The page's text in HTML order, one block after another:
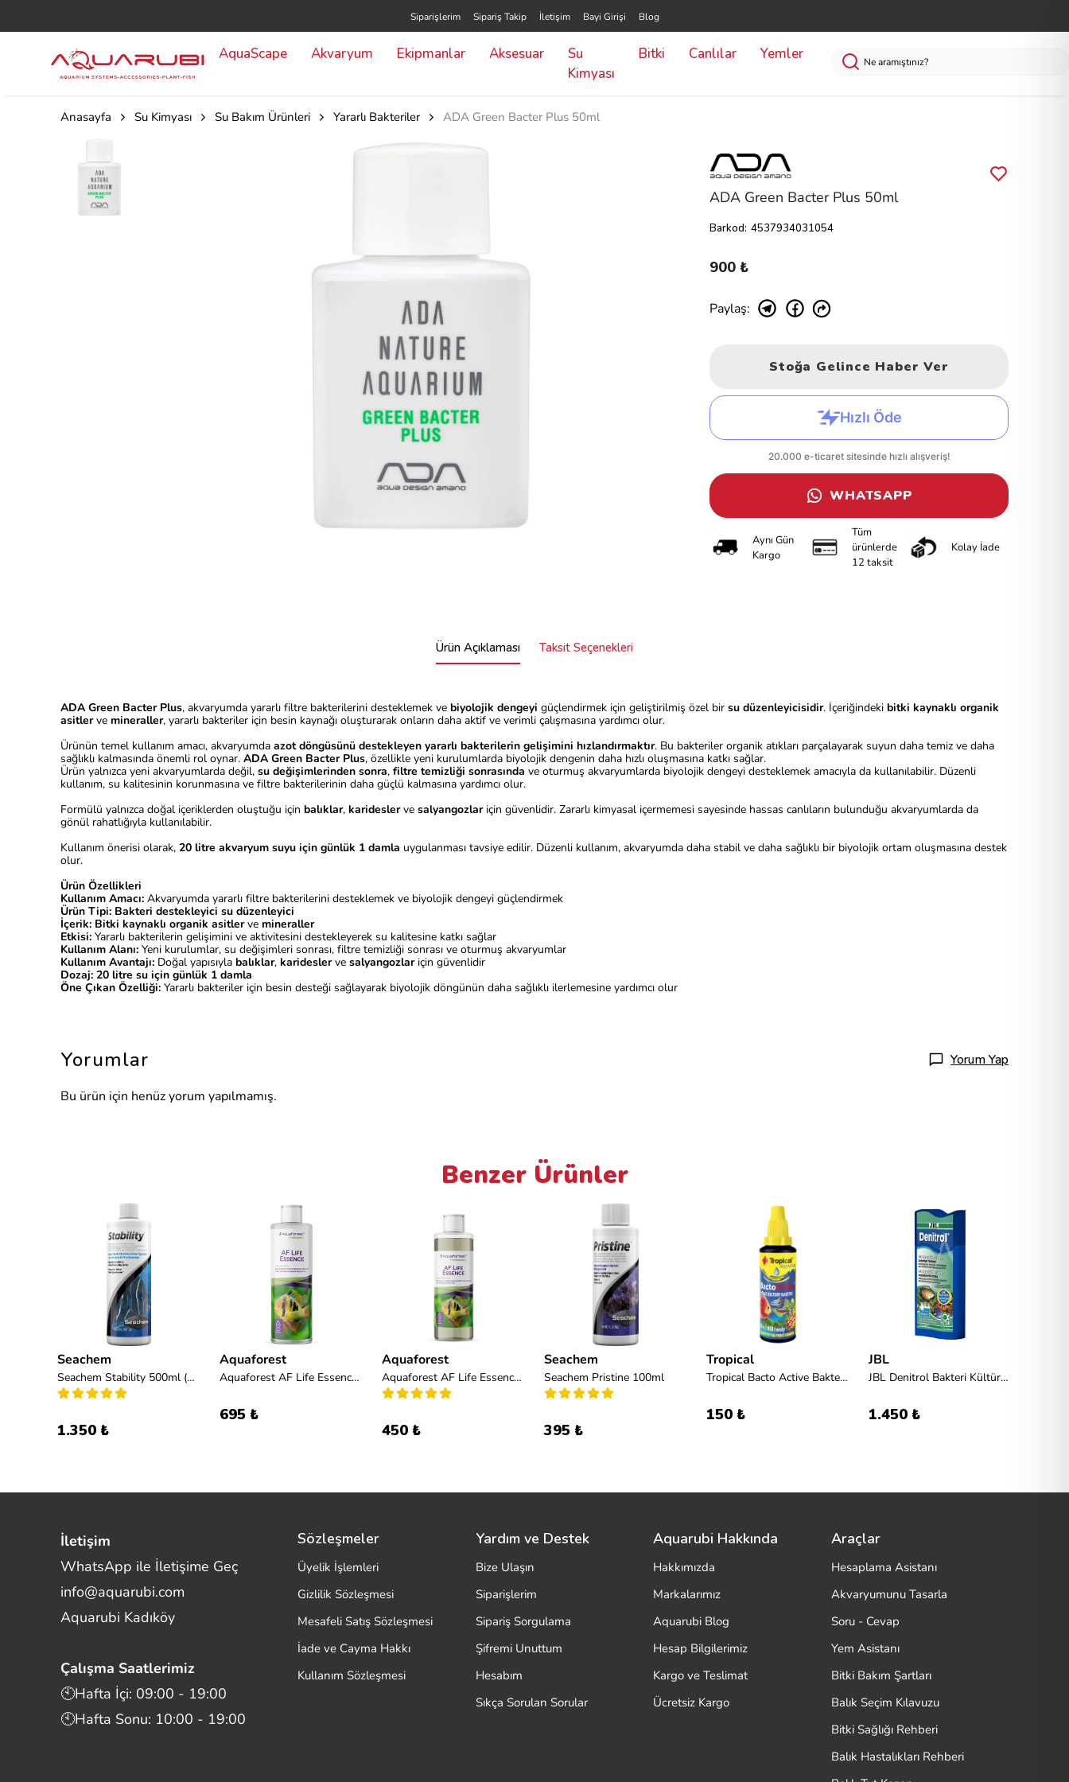
Siparişlerim Sipariş Takip İletişim Bayi Girişi Blog
AquaScape Akvaryum Ekipmanlar Aksesuar
Su
Kimyası
Bitki Canlılar Yemler
Anasayfa Su Kimyası Su Bakım Ürünleri Yararlı Bakteriler ADA Green Bacter Plus 50ml
ADA Green Bacter Plus 50ml
Barkod: 4537934031054
900 ₺
Paylaş:
Stoğa Gelince Haber Ver
WHATSAPP
Aynı Gün
Kargo
Tüm
ürünlerde
12 taksit
Kolay İade
Ürün Açıklaması Taksit Seçenekleri
ADA Green Bacter Plus, akvaryumda yararlı filtre bakterilerini desteklemek ve biyolojik dengeyi güçlendirmek için geliştirilmiş özel bir su düzenleyicisidir. İçeriğindeki bitki kaynaklı organik
asitlerve mineraller, yararlı bakteriler için besin kaynağı oluşturarak onların daha aktif ve verimli çalışmasına yardımcı olur.
Ürünün temel kullanım amacı, akvaryumda azot döngüsünü destekleyen yararlı bakterilerin gelişimini hızlandırmaktır. Bu bakteriler organik atıkları parçalayarak suyun daha temiz ve daha
sağlıklı kalmasında önemli rol oynar. ADA Green Bacter Plus, özellikle yeni kurulumlarda biyolojik dengenin daha hızlı oluşmasına katkı sağlar.
Ürün yalnızca yeni akvaryumlarda değil, su değişimlerinden sonra, filtre temizliği sonrasında ve oturmuş akvaryumlarda biyolojik dengeyi desteklemek amacıyla da kullanılabilir. Düzenli
kullanım, su kalitesinin korunmasına ve filtre bakterilerinin daha güçlü kalmasına yardımcı olur.
Formülü yalnızca doğal içeriklerden oluştuğu için balıklar, karideslerve salyangozlariçin güvenlidir. Zararlı kimyasal içermemesi sayesinde hassas canlıların bulunduğu akvaryumlarda da
gönül rahatlığıyla kullanılabilir.
Kullanım önerisi olarak, 20 litre akvaryum suyu için günlük 1 damla uygulanması tavsiye edilir. Düzenli kullanım, akvaryumda daha stabil ve daha sağlıklı bir biyolojik ortam oluşmasına destek
olur.
Ürün Özellikleri
Kullanım Amacı: Akvaryumda yararlı filtre bakterilerini desteklemek ve biyolojik dengeyi güçlendirmek
Ürün Tipi: Bakteri destekleyici su düzenleyici
İçerik: Bitki kaynaklı organik asitlerve mineraller
Etkisi: Yararlı bakterilerin gelişimini ve aktivitesini destekleyerek su kalitesine katkı sağlar
Kullanım Alanı: Yeni kurulumlar, su değişimleri sonrası, filtre temizliği sonrası ve oturmuş akvaryumlar
Kullanım Avantajı: Doğal yapısıyla balıklar, karideslerve salyangozlariçin güvenlidir
Dozaj: 20 litre su için günlük 1 damla
Öne Çıkan Özelliği: Yararlı bakteriler için besin desteği sağlayarak biyolojik döngünün daha sağlıklı ilerlemesine yardımcı olur
Yorumlar Yorum Yap
Bu ürün için henüz yorum yapılmamış.
Benzer Ürünler
Seachem
Seachem Stability 500ml (Bakteri Kültürü)
1.350 ₺
Aquaforest
Aquaforest AF Life Essence 500ml (Bakteri Kültürü)
695 ₺
Aquaforest
Aquaforest AF Life Essence 250ml (Bakteri Kültürü)
450 ₺
Seachem
Seachem Pristine 100ml
395 ₺
Tropical
Tropical Bacto Active Bakteri Kültürü 30ml
150 ₺
JBL
JBL Denitrol Bakteri Kültürü 250 ML
1.450 ₺
Sözleşmeler
Üyelik İşlemleri
Gizlilik Sözleşmesi
Mesafeli Satış Sözleşmesi
İade ve Cayma Hakkı
Kullanım Sözleşmesi
Yardım ve Destek
Bize Ulaşın
Siparişlerim
Sipariş Sorgulama
Şifremi Unuttum
Hesabım
Sıkça Sorulan Sorular
Aquarubi Hakkında
Hakkımızda
Markalarımız
Aquarubi Blog
Hesap Bilgilerimiz
Kargo ve Teslimat
Ücretsiz Kargo
Araçlar
Hesaplama Asistanı
Akvaryumunu Tasarla
Soru - Cevap
Yem Asistanı
Bitki Bakım Şartları
Balık Seçim Kılavuzu
Bitki Sağlığı Rehberi
Balık Hastalıkları Rehberi
İletişim
WhatsApp ile İletişime Geç
info@aquarubi.com
Aquarubi Kadıköy
Çalışma Saatlerimiz
🕙Hafta İçi: 09:00 - 19:00
🕙Hafta Sonu: 10:00 - 19:00
Merhaba! Size nasıl yardımcı
olabilirim?
İletişim
Bilgi